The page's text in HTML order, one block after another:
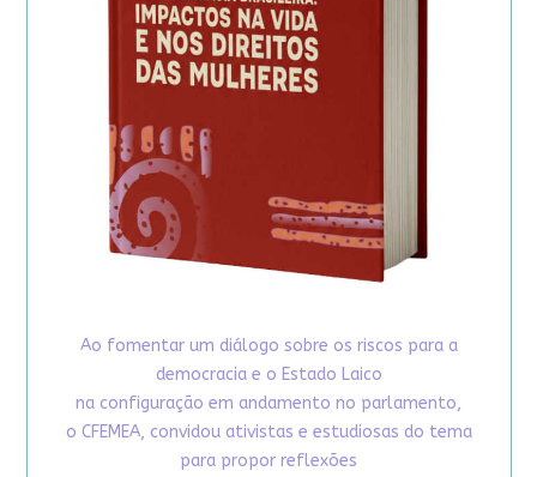
Ao fomentar um diálogo sobre os riscos para a
democracia e o Estado Laico
na configuração em andamento no parlamento,
o CFEMEA, convidou ativistas e estudiosas do tema
para propor reflexões